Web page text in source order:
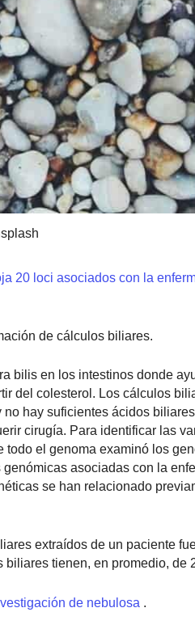
20 loci asociados con la
de cálculos biliares.
bilis en los intestinos donde
del colesterol. Los cálculos
hay suficientes ácidos
cirugía. Para identificar las
el genoma examinó los
asociadas con la
se han relacionado
extraídos de un paciente
tienen, en promedio, de
de nebulosa .